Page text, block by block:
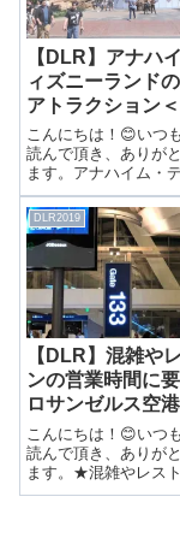
【DLR】アナハ
ィズニーランド
アトラクション
＞
こんにちは！😊いつ
読んで頂き、ありが
ます。アナハイム・
ランドのおすすめア
ン＜＜前編＞＞前回
ーランド・パークの
ングを楽しみました
コスチュームに会って
ナハイムでミッ...
DLR2019
【DLR】混雑や
ンの営業時間に
ロサンゼルス空
意点！
こんにちは！😊いつ
読んで頂き、ありが
ます。★混雑やレスト
業時間に要注意！！